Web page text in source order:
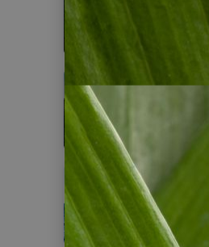
Suriname
Guatemala